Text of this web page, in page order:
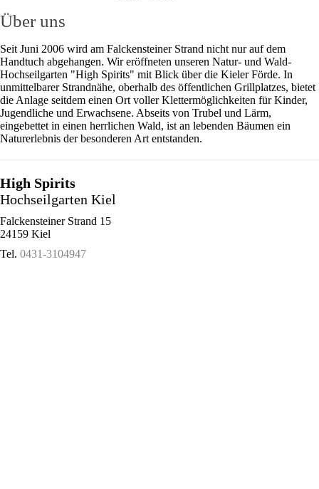
Über uns
Seit Juni 2006 wird am Falckensteiner Strand nicht nur auf dem
Handtuch abgehangen. Wir eröffneten unseren Natur- und Wald-
Hochseilgarten "High Spirits" mit Blick über die Kieler Förde. In
unmittelbarer Strandnähe, oberhalb des öffentlichen Grillplatzes, bietet
die Anlage seitdem einen Ort voller Klettermöglichkeiten für Kinder,
Jugendliche und Erwachsene. Abseits von Trubel und Lärm,
eingebettet in einen herrlichen Wald, ist an lebenden Bäumen ein
Naturerlebnis der besonderen Art entstanden.
High Spirits
Hochseilgarten Kiel
Falckensteiner Strand 15
24159 Kiel
Tel. 0431-3104947